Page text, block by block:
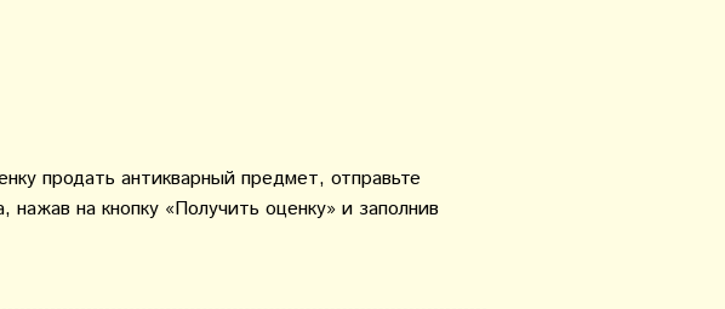
продать антикварный предмет, отправьте
на кнопку «Получить оценку» и заполнив